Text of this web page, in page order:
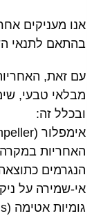
אנו מעניקים
בהתאם לתנאי
עם זאת,
מבלאי טבעי,
ובכלל זה:
האחריות
הנגרמים
אי-שמירה על